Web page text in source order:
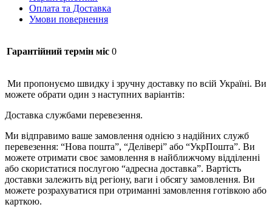
Оплата та Доставка
Умови повернення
Гарантійний термін міс 0
Ми пропонуємо швидку і зручну доставку по всій Україні. Ви
можете обрати один з наступних варіантів:
Доставка службами перевезення.
Ми відправимо ваше замовлення однією з надійних служб
перевезення: “Нова пошта”, “Делівері” або “УкрПошта”. Ви
можете отримати своє замовлення в найближчому відділенні
або скористатися послугою “адресна доставка”. Вартість
доставки залежить від регіону, ваги і обсягу замовлення. Ви
можете розрахуватися при отриманні замовлення готівкою або
карткою.